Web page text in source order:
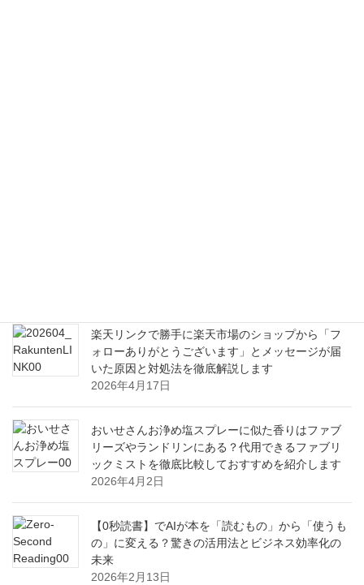
楽天リンクで勝手に楽天市場のショップから「フ
ォローありがとうございます」とメッセージが届
いた原因と対処法を徹底解説します
2026年4月17日
おいせさんお浄め塩スプレーに似た香りはファブ
リーズやランドリンにある？代用できるファブリ
ックミストを徹底比較しておすすめを紹介します
2026年4月2日
【0秒読書】でAIが本を「読むもの」から「使うも
の」に変える？驚きの活用法とビジネス効率化の
未来
2026年2月13日